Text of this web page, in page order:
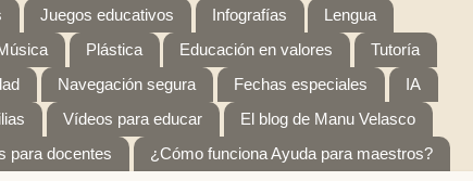
Juegos educativos Infografías
Lengua
Plástica Educación en valores
Tutoría
Navegación segura Fechas especiales
IA
Vídeos para educar
El blog de Manu Velasco
para docentes ¿Cómo funciona Ayuda para maestros?